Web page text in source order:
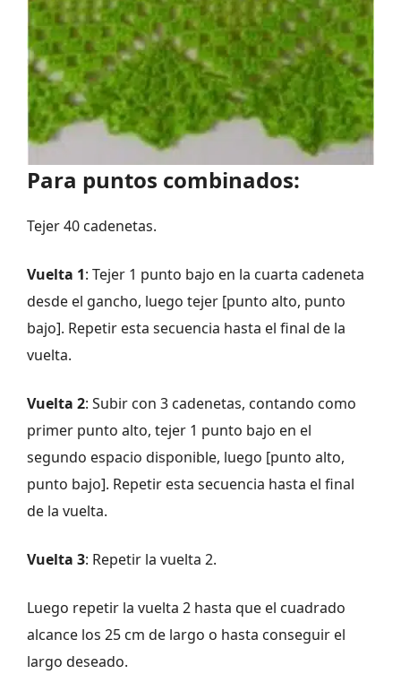
Para puntos combinados:
Tejer 40 cadenetas.
Vuelta 1: Tejer 1 punto bajo en la cuarta cadeneta
desde el gancho, luego tejer [punto alto, punto
bajo]. Repetir esta secuencia hasta el final de la
vuelta.
Vuelta 2: Subir con 3 cadenetas, contando como
primer punto alto, tejer 1 punto bajo en el
segundo espacio disponible, luego [punto alto,
punto bajo]. Repetir esta secuencia hasta el final
de la vuelta.
Vuelta 3: Repetir la vuelta 2.
Luego repetir la vuelta 2 hasta que el cuadrado
alcance los 25 cm de largo o hasta conseguir el
largo deseado.